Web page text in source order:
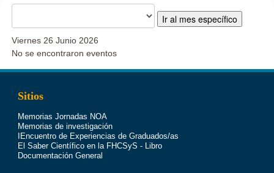
Ir al mes específico
Viernes 26 Junio 2026
No se encontraron eventos
Sitios
Memorias Jornadas NOA
Memorias de investigación
IEncuentro de Experiencias de Graduados/as
El Saber Científico en la FHCSyS - Libro
Documentación General